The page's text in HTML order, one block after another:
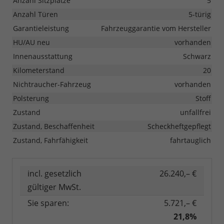
Anzahl Türen
5-türig
Garantieleistung
Fahrzeuggarantie vom Hersteller
HU/AU neu
vorhanden
Innenausstattung
Schwarz
Kilometerstand
20
Nichtraucher-Fahrzeug
vorhanden
Polsterung
Stoff
Zustand
unfallfrei
Zustand, Beschaffenheit
Scheckheftgepflegt
Zustand, Fahrfähigkeit
fahrtauglich
incl. gesetzlich
gültiger MwSt.
26.240,– €
Sie sparen:
5.721,– €
21,8%